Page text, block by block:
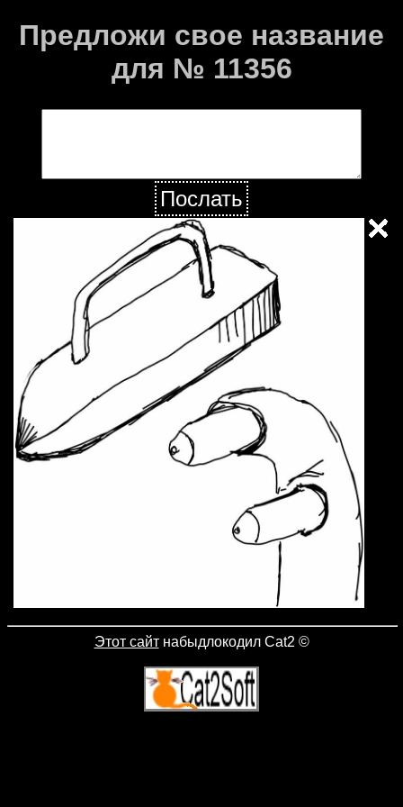
Предложи свое название
для № 11356
Послать
Этот сайтнабыдлокодил Cat2 ©